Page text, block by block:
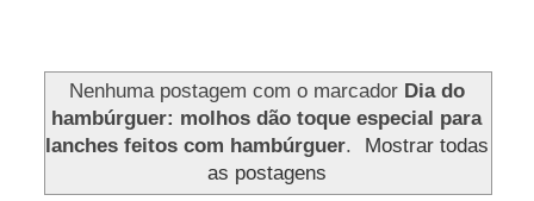
Nenhuma postagem com o marcador Dia do
hambúrguer: molhos dão toque especial para
lanches feitos com hambúrguer.
Mostrar todas
as postagens